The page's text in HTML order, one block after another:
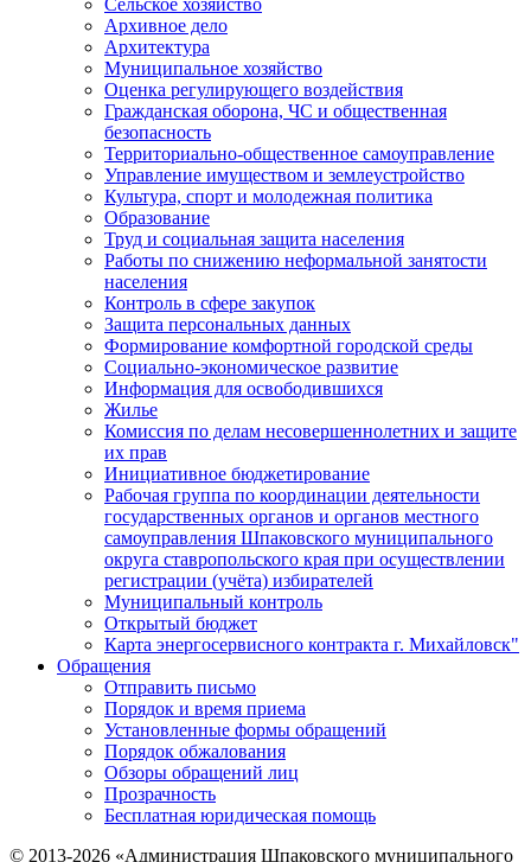
Сельское хозяйство
Архивное дело
Архитектура
Муниципальное хозяйство
Оценка регулирующего воздействия
Гражданская оборона, ЧС и общественная
безопасность
Территориально-общественное самоуправление
Управление имуществом и землеустройство
Культура, спорт и молодежная политика
Образование
Труд и социальная защита населения
Работы по снижению неформальной занятости
населения
Контроль в сфере закупок
Защита персональных данных
Формирование комфортной городской среды
Социально-экономическое развитие
Информация для освободившихся
Жилье
Комиссия по делам несовершеннолетних и защите
их прав
Инициативное бюджетирование
Рабочая группа по координации деятельности
государственных органов и органов местного
самоуправления Шпаковского муниципального
округа ставропольского края при осуществлении
регистрации (учёта) избирателей
Муниципальный контроль
Открытый бюджет
Карта энергосервисного контракта г. Михайловск"
Обращения
Отправить письмо
Порядок и время приема
Установленные формы обращений
Порядок обжалования
Обзоры обращений лиц
Прозрачность
Бесплатная юридическая помощь
© 2013-2026 «Администрация Шпаковского муниципального